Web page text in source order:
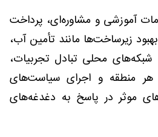
آموزشی و مشاوره‌ای، پرداخت
زیرساخت‌ها مانند تأمین آب،
شبکه‌های محلی تبادل تجربیات،
منطقه و اجرای سیاست‌های
موثر در پاسخ به دغدغه‌های